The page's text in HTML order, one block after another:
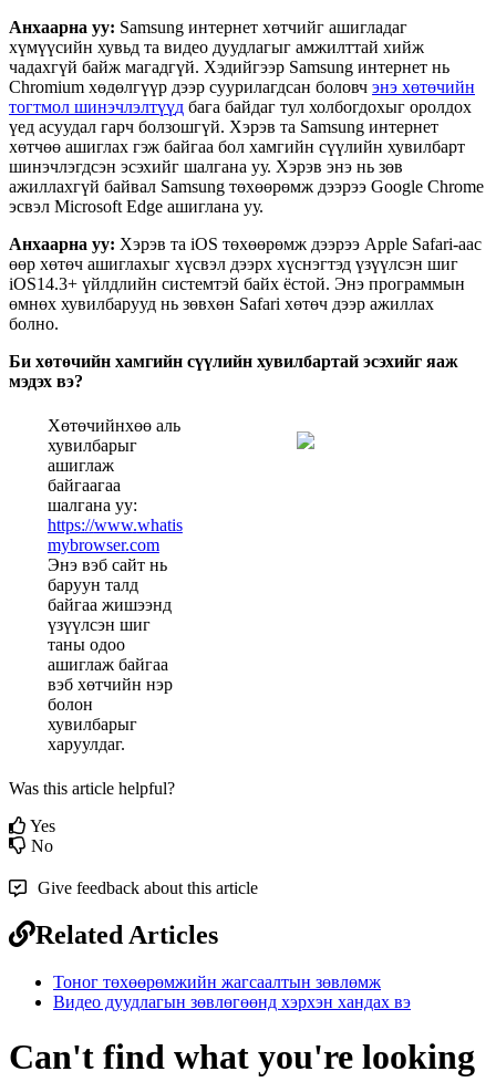
Анхаарна уу: Samsung интернет хөтчийг ашигладаг
хүмүүсийн хувьд та видео дуудлагыг амжилттай хийж
чадахгүй байж магадгүй. Хэдийгээр Samsung интернет нь
Chromium хөдөлгүүр дээр суурилагдсан боловч энэ хөтөчийн
тогтмол шинэчлэлтүүд бага байдаг тул холбогдохыг оролдох
үед асуудал гарч болзошгүй. Хэрэв та Samsung интернет
хөтчөө ашиглах гэж байгаа бол хамгийн сүүлийн хувилбарт
шинэчлэгдсэн эсэхийг шалгана уу. Хэрэв энэ нь зөв
ажиллахгүй байвал Samsung төхөөрөмж дээрээ Google Chrome
эсвэл Microsoft Edge ашиглана уу.
Анхаарна уу: Хэрэв та iOS төхөөрөмж дээрээ Apple Safari-аас
өөр хөтөч ашиглахыг хүсвэл дээрх хүснэгтэд үзүүлсэн шиг
iOS14.3+ үйлдлийн системтэй байх ёстой. Энэ программын
өмнөх хувилбарууд нь зөвхөн Safari хөтөч дээр ажиллах
болно.
Би хөтөчийн хамгийн сүүлийн хувилбартай эсэхийг яаж
мэдэх вэ?
Хөтөчийнхөө аль
хувилбарыг
ашиглаж
байгаагаа
шалгана уу:
https://www.whatis
mybrowser.com
Энэ вэб сайт нь
баруун талд
байгаа жишээнд
үзүүлсэн шиг
таны одоо
ашиглаж байгаа
вэб хөтчийн нэр
болон
хувилбарыг
харуулдаг.
Was this article helpful?
Yes
No
Give feedback about this article
Related Articles
Тоног төхөөрөмжийн жагсаалтын зөвлөмж
Видео дуудлагын зөвлөгөөнд хэрхэн хандах вэ
Can't find what you're looking